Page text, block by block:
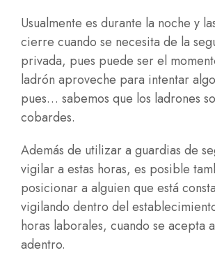
Usualmente es durante la noche y
cierre cuando se necesita de la
privada, pues puede ser el
ladrón aproveche para intentar
pues… sabemos que los ladrones
cobardes.
Además de utilizar a guardias de
vigilar a estas horas, es posible
posicionar a alguien que está
vigilando dentro del
horas laborales, cuando se acepta
adentro.